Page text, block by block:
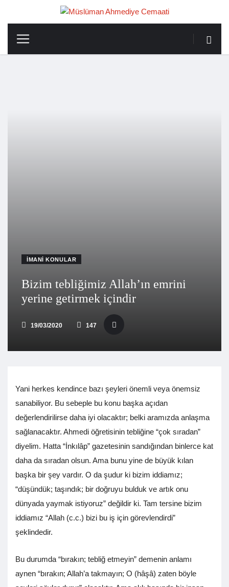
İMANI KONULAR
Bizim tebliğimiz Allah’ın emrini
yerine getirmek içindir
19/03/2020 147
Yani herkes kendince bazı şeyleri önemli veya önemsiz
sanabiliyor. Bu sebeple bu konu başka açıdan
değerlendirilirse daha iyi olacaktır; belki aramızda anlaşma
sağlanacaktır. Ahmedi öğretisinin tebliğine “çok sıradan”
diyelim. Hatta “İnkılâp” gazetesinin sandığından binlerce kat
daha da sıradan olsun. Ama bunu yine de büyük kılan
başka bir şey vardır. O da şudur ki bizim iddiamız;
“düşündük; taşındık; bir doğruyu bulduk ve artık onu
dünyada yaymak istiyoruz” değildir ki. Tam tersine bizim
iddiamız “Allah (c.c.) bizi bu iş için görevlendirdi”
şeklindedir.
Bu durumda “bırakın; tebliğ etmeyin” demenin anlamı
aynen “bırakın; Allah’a takmayın; O (hâşâ) zaten böyle